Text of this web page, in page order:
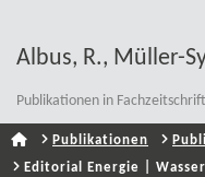
Albus, R., Müller-​
Publikationen in
Publikationen
Editorial Energie |